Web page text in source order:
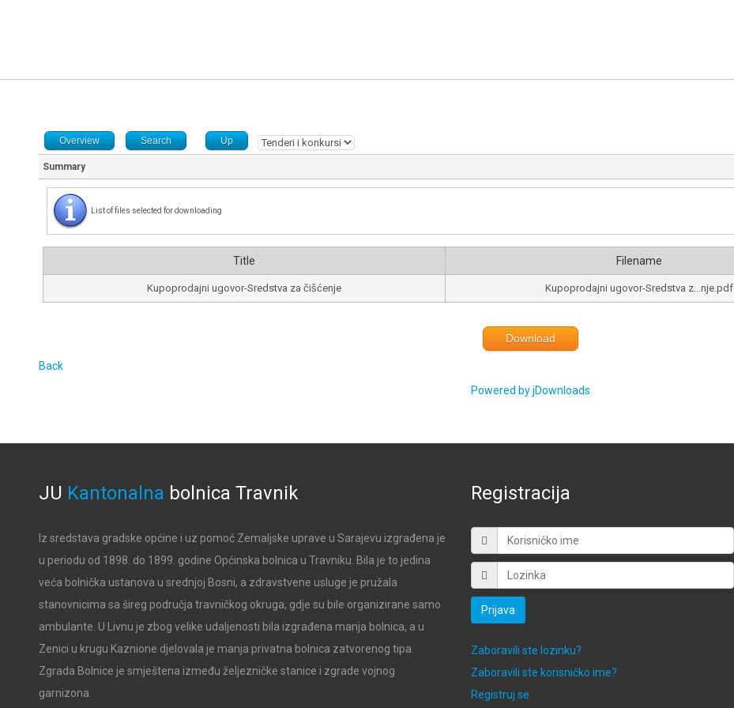
Overview Search Up
Summary
List of files selected for downloading
Title Filename
Kupoprodajni ugovor-Sredstva za čišćenje Kupoprodajni ugovor-Sredstva z...nje.pdf
Download
Back
Powered by jDownloads
JU Kantonalna bolnica Travnik
Iz sredstava gradske općine i uz pomoć Zemaljske uprave u Sarajevu izgrađena je
u periodu od 1898. do 1899. godine Općinska bolnica u Travniku. Bila je to jedina
veća bolnička ustanova u srednjoj Bosni, a zdravstvene usluge je pružala
stanovnicima sa šireg područja travničkog okruga, gdje su bile organizirane samo
ambulante. U Livnu je zbog velike udaljenosti bila izgrađena manja bolnica, a u
Zenici u krugu Kaznione djelovala je manja privatna bolnica zatvorenog tipa.
Zgrada Bolnice je smještena između željezničke stanice i zgrade vojnog
garnizona.
Registracija
Prijava
Zaboravili ste lozinku?
Zaboravili ste korisničko ime?
Registruj se